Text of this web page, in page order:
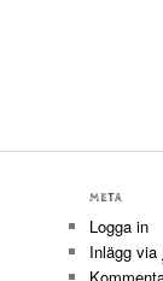
META
Logga in
Inlägg via